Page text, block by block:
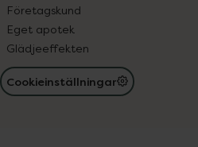
Företagskund
Eget apotek
Glädjeeffekten
Cookieinställningar